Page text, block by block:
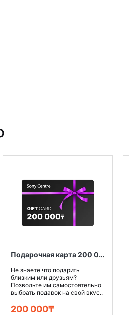
Подарочная карта 200 000 тенге
Не знаете что подарить
близким или друзьям?
Позвольте им самостоятельно
выбрать подарок на свой вкус..
200 000₸